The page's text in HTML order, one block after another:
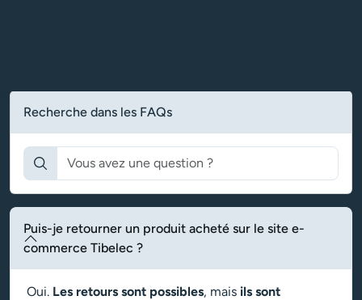
Puis-je retourner un produit acheté sur le site e-
commerce Tibelec ?
Oui. Les retours sont possibles, mais ils sont
Recherche dans les FAQs
Rechercher